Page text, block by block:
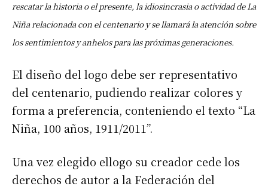
rescatar la historia o el presente, la idiosincrasia o actividad de La
Niña relacionada con el centenario y se llamará la atención sobre
los sentimientos y anhelos para las próximas generaciones.
El diseño del logo debe ser representativo
del centenario, pudiendo realizar colores y
forma a preferencia, conteniendo el texto “La
Niña, 100 años, 1911/2011”.
Una vez elegido ellogo su creador cede los
derechos de autor a la Federación del